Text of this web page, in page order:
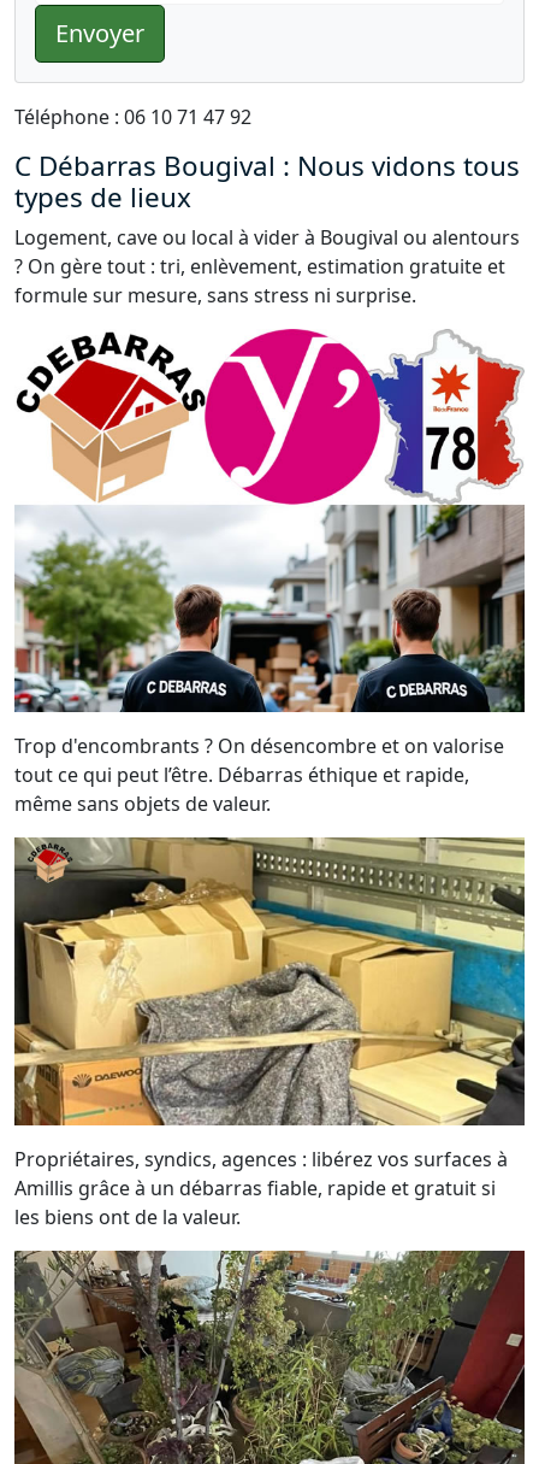
Envoyer
Téléphone : 06 10 71 47 92
C Débarras Bougival : Nous vidons tous
types de lieux
Logement, cave ou local à vider à Bougival ou alentours
? On gère tout : tri, enlèvement, estimation gratuite et
formule sur mesure, sans stress ni surprise.
Trop d'encombrants ? On désencombre et on valorise
tout ce qui peut l’être. Débarras éthique et rapide,
même sans objets de valeur.
Propriétaires, syndics, agences : libérez vos surfaces à
Amillis grâce à un débarras fiable, rapide et gratuit si
les biens ont de la valeur.